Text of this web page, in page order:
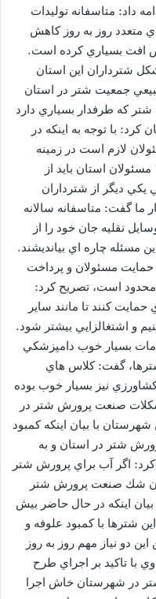
داد: متاسفانه توليدات
روز به روز كاهش
افت بسياري كرده است.
شترداران اين استان
جمعيت شتر در استان
شتر كه طرفدار بسياري دارد
با توجه به اينكه در
لازم است در زمينه
استان بايد از
ديگر از شترداران
گفت: متاسفانه سالانه
نقليه جان خود را از
مسئله چاره اي بيانديشند.
حمايت مسئولان و پرداخت
محدود است، تصريح كرد:
كنند تا مانند ساير
و اشتغالزايي بيشتر شود.
بسيار خوب دامپزشكي
گفت: كلاس هاي
نيز بسيار خوب بوده
صنعت پرورش شتر در
با بيان اينكه كمبود
شتر در استان و به
اگر آب براي پرورش شتر
شك صنعت پرورش شتر
اينكه در حال حاضر بيش
اين شترها با كمبود علوفه و
دو نياز مهم روز به روز
با تاكيد بر اجراي طرح
در شهرستان خاش اجرا